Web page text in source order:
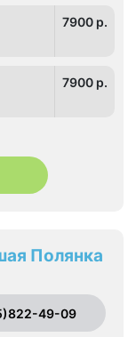
7900 p.
7900 p.
Полянка
49-09